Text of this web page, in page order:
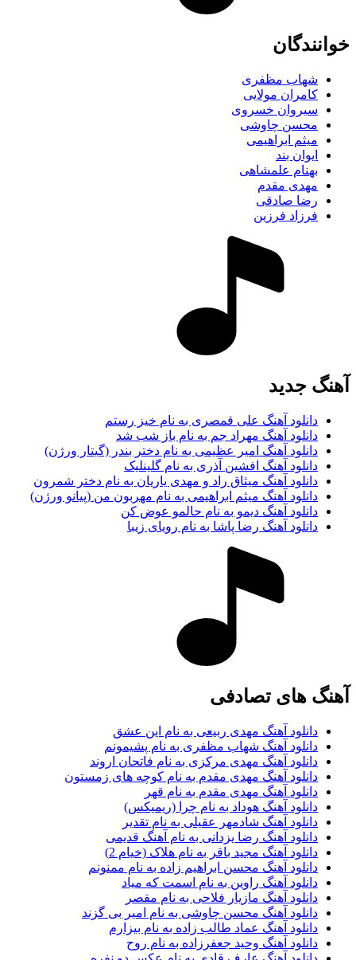
خوانندگان
شهاب مظفری
کامران مولایی
سیروان خسروی
محسن چاوشی
میثم ابراهیمی
ایوان بند
بهنام علمشاهی
مهدی مقدم
رضا صادقی
فرزاد فرزین
آهنگ جديد
دانلود آهنگ علی قمصری به نام خیز رستم
دانلود آهنگ مهراد جم به نام باز شب شد
دانلود آهنگ امیر عظیمی به نام دختر بندر (گیتار ورژن)
دانلود آهنگ افشین آذری به نام گلینلیک
دانلود آهنگ میثاق راد و مهدی یاریان به نام دختر شمرون
دانلود آهنگ میثم ابراهیمی به نام مهربون من (پیانو ورژن)
دانلود آهنگ دیمو به نام حالمو عوض کن
دانلود آهنگ رضا پاشا به نام رویای زیبا
آهنگ های تصادفی
دانلود آهنگ مهدی ربیعی به نام این عشق
دانلود آهنگ شهاب مظفری به نام پشیمونم
دانلود آهنگ مهدی مرکزی به نام فاتحان اروند
دانلود آهنگ مهدی مقدم به نام کوچه های زمستون
دانلود آهنگ مهدی مقدم به نام قهر
دانلود آهنگ هوداد به نام چرا (ریمیکس)
دانلود آهنگ شادمهر عقیلی به نام تقدیر
دانلود آهنگ رضا یزدانی به نام آهنگ قدیمی
دانلود آهنگ مجید باقر به نام هلاک (خیام 2)
دانلود آهنگ محسن ابراهیم زاده به نام ممنونم
دانلود آهنگ راوین به نام اسمت که میاد
دانلود آهنگ مازیار فلاحی به نام مقصر
دانلود آهنگ محسن چاوشی به نام امیر بی گزند
دانلود آهنگ عماد طالب زاده به نام بیزارم
دانلود آهنگ وحید جعفرزاده به نام روح